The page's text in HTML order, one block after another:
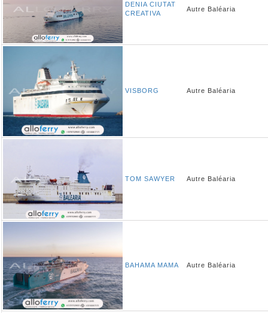
DENIA CIUTAT
CREATIVA
Autre Baléaria
VISBORG Autre Baléaria
TOM SAWYER Autre Baléaria
BAHAMA MAMA Autre Baléaria